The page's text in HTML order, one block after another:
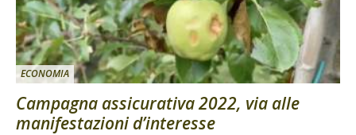
ECONOMIA
Campagna assicurativa 2022, via alle
manifestazioni d’interesse